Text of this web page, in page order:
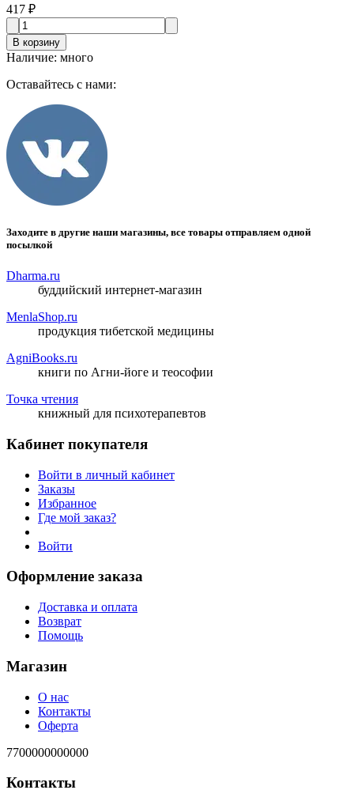
417 ₽
В корзину
Наличие: много
Оставайтесь с нами:
Заходите в другие наши магазины, все товары отправляем одной
посылкой
Dharma.ru
буддийский интернет-магазин
MenlaShop.ru
продукция тибетской медицины
AgniBooks.ru
книги по Агни-йоге и теософии
Точка чтения
книжный для психотерапевтов
Кабинет покупателя
Войти в личный кабинет
Заказы
Избранное
Где мой заказ?
Войти
Оформление заказа
Доставка и оплата
Возврат
Помощь
Магазин
О нас
Контакты
Оферта
7700000000000
Контакты